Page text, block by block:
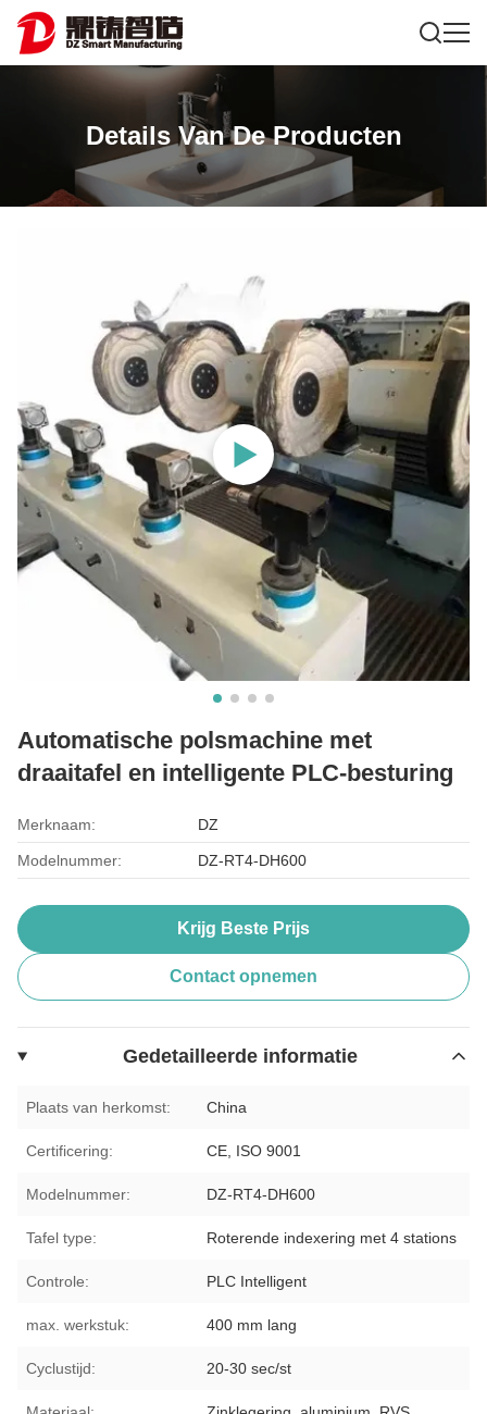
Details Van De Producten
Automatische polsmachine met
draaitafel en intelligente PLC-besturing
Merknaam: DZ
Modelnummer: DZ-RT4-DH600
Krijg Beste Prijs
Contact opnemen
Gedetailleerde informatie
Plaats van herkomst: China
Certificering: CE, ISO 9001
Modelnummer: DZ-RT4-DH600
Tafel type: Roterende indexering met 4 stations
Controle: PLC Intelligent
max. werkstuk: 400 mm lang
Cyclustijd: 20-30 sec/st